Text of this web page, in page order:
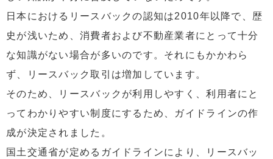
日本におけるリースバックの認知は2010年以降で、歴
史が浅いため、消費者および不動産業者にとって十分
な知識がない場合が多いのです。それにもかかわら
ず、リースバック取引は増加しています。
そのため、リースバックが利用しやすく、利用者にと
ってわかりやすい制度にするため、ガイドラインの作
成が決定されました。
国土交通省が定めるガイドラインにより、リースバッ